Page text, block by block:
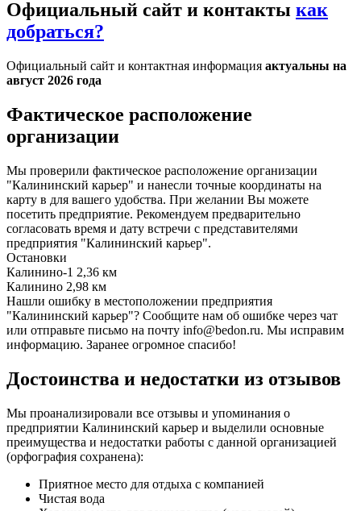
Официальный сайт и контакты как
добраться?
Официальный сайт и контактная информация актуальны на
август 2026 года
Фактическое расположение
организации
Мы проверили фактическое расположение организации
"Калининский карьер" и нанесли точные координаты на
карту в для вашего удобства. При желании Вы можете
посетить предприятие. Рекомендуем предварительно
согласовать время и дату встречи с представителями
предприятия "Калининский карьер".
Остановки
Калинино-1 2,36 км
Калинино 2,98 км
Нашли ошибку в местоположении предприятия
"Калининский карьер"? Сообщите нам об ошибке через чат
или отправьте письмо на почту info@bedon.ru. Мы исправим
информацию. Заранее огромное спасибо!
Достоинства и недостатки из отзывов
Мы проанализировали все отзывы и упоминания о
предприятии Калининский карьер и выделили основные
преимущества и недостатки работы с данной организацией
(орфография сохранена):
Приятное место для отдыха с компанией
Чистая вода